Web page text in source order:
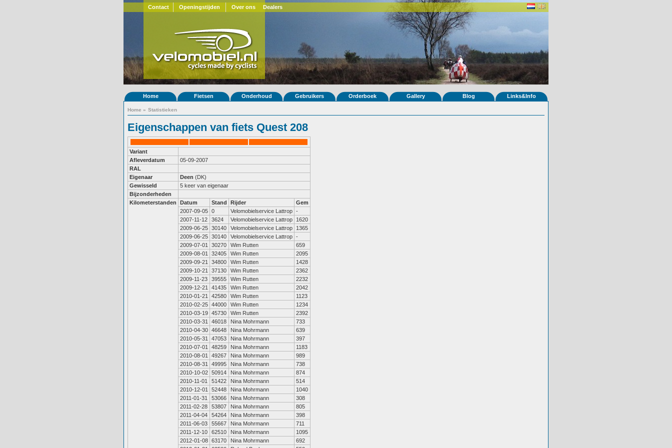
Contact Openingstijden Over ons Dealers
Home Fietsen Onderhoud Gebruikers Orderboek Gallery Blog Links&Info
Home » Statistieken
Eigenschappen van fiets Quest 208
Variant
Afleverdatum
05-09-2007
RAL
Eigenaar
Deen (DK)
Gewisseld
5 keer van eigenaar
Bijzonderheden
Kilometerstanden
Datum Stand Rijder
Gem
2007-09-05 0 Velomobielservice Lattrop -
2007-11-12
3624 Velomobielservice Lattrop
1620
2009-06-25 30140 Velomobielservice Lattrop
1365
2009-06-25 30140 Velomobielservice Lattrop -
2009-07-01
30270 Wim Rutten
659
2009-08-01
32405 Wim Rutten
2095
2009-09-21
34800 Wim Rutten
1428
2009-10-21
37130 Wim Rutten
2362
2009-11-23
39555 Wim Rutten
2232
2009-12-21
41435 Wim Rutten
2042
2010-01-21
42580 Wim Rutten
1123
2010-02-25 44000 Wim Rutten
1234
2010-03-19 45730 Wim Rutten
2392
2010-03-31
46018 Nina Mohrmann
733
2010-04-30 46648 Nina Mohrmann
639
2010-05-31
47053 Nina Mohrmann
397
2010-07-01
48259 Nina Mohrmann
1183
2010-08-01
49267 Nina Mohrmann
989
2010-08-31
49995 Nina Mohrmann
738
2010-10-02 50914 Nina Mohrmann
874
2010-11-01
51422 Nina Mohrmann
514
2010-12-01
52448 Nina Mohrmann
1040
2011-01-31
53066 Nina Mohrmann
308
2011-02-28
53807 Nina Mohrmann
805
2011-04-04
54264 Nina Mohrmann
398
2011-06-03
55667 Nina Mohrmann
711
2011-12-10
62510 Nina Mohrmann
1095
2012-01-08 63170 Nina Mohrmann
692